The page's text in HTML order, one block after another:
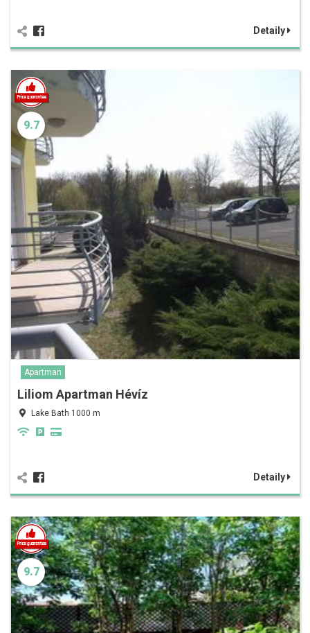
Detaily
9.7
Apartman
Liliom Apartman Hévíz
Lake Bath 1000 m
Detaily
9.7